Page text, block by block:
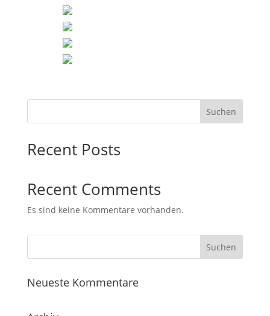
Suchen
Recent Posts
Recent Comments
Es sind keine Kommentare vorhanden.
Neueste Kommentare